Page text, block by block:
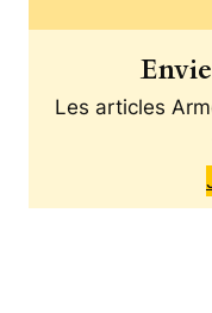
Les articles